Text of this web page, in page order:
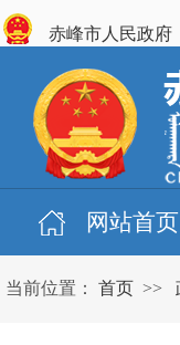
赤峰市人民政府
网站首页
当前位置： 首页 >>